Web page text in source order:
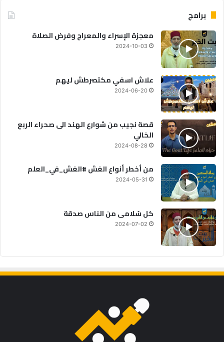
برامج
معجزة الإسراء والمعراج وفرض الصلاة
2024-10-03
علاش اسفي مكتصرطش ليهم
2024-06-20
قصة نجيب من شوارع الهند الى صحراء الربع
الخالي
2024-08-28
من أخطر أنواع الغش #الغش_في_العلم
2024-05-31
كل سُلامى من الناس صدقة
2024-07-02